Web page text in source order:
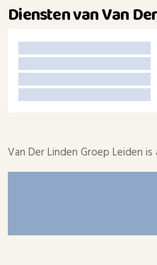
Diensten van Van
Van Der Linden Groep Leiden